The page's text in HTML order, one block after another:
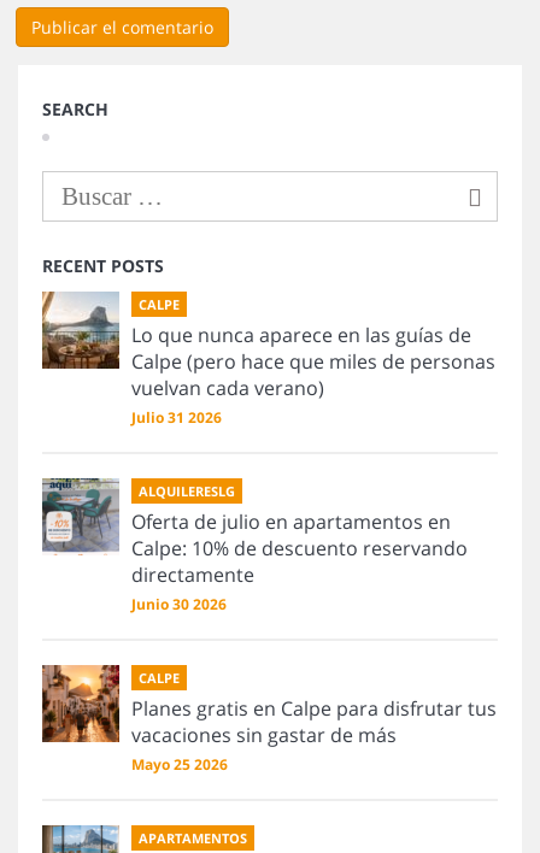
SEARCH
RECENT POSTS
CALPE
Lo que nunca aparece en las guías de
Calpe (pero hace que miles de personas
vuelvan cada verano)
Julio 31 2026
ALQUILERESLG
Oferta de julio en apartamentos en
Calpe: 10% de descuento reservando
directamente
Junio 30 2026
CALPE
Planes gratis en Calpe para disfrutar tus
vacaciones sin gastar de más
Mayo 25 2026
APARTAMENTOS